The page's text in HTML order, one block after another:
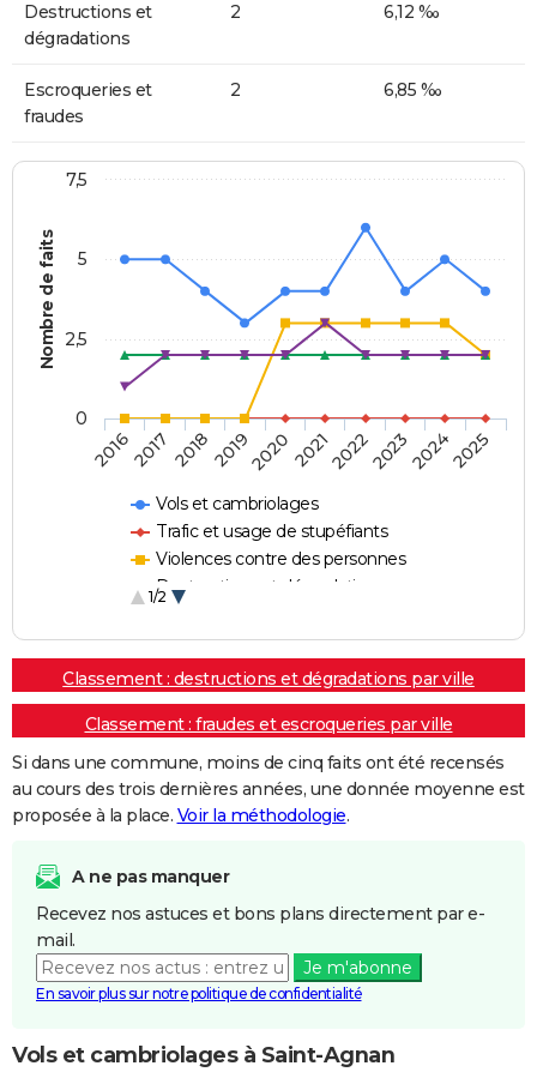
Destructions et
dégradations
2 6,12 ‰
Escroqueries et
fraudes
2 6,85 ‰
Nombre de faits
Vols et cambriolages
Trafic et usage de stupéfiants
Violences contre des personnes
Destructions et dégradations
1/2
20162017 20182019202020212022202320242025
0
2,5
5
7,5
Classement : destructions et dégradations par ville
Classement : fraudes et escroqueries par ville
Si dans une commune, moins de cinq faits ont été recensés
au cours des trois dernières années, une donnée moyenne est
proposée à la place. Voir la méthodologie.
A ne pas manquer
Recevez nos astuces et bons plans directement par e-
mail.
Je m'abonne
En savoir plus sur notre politique de confidentialité
Vols et cambriolages à Saint-Agnan